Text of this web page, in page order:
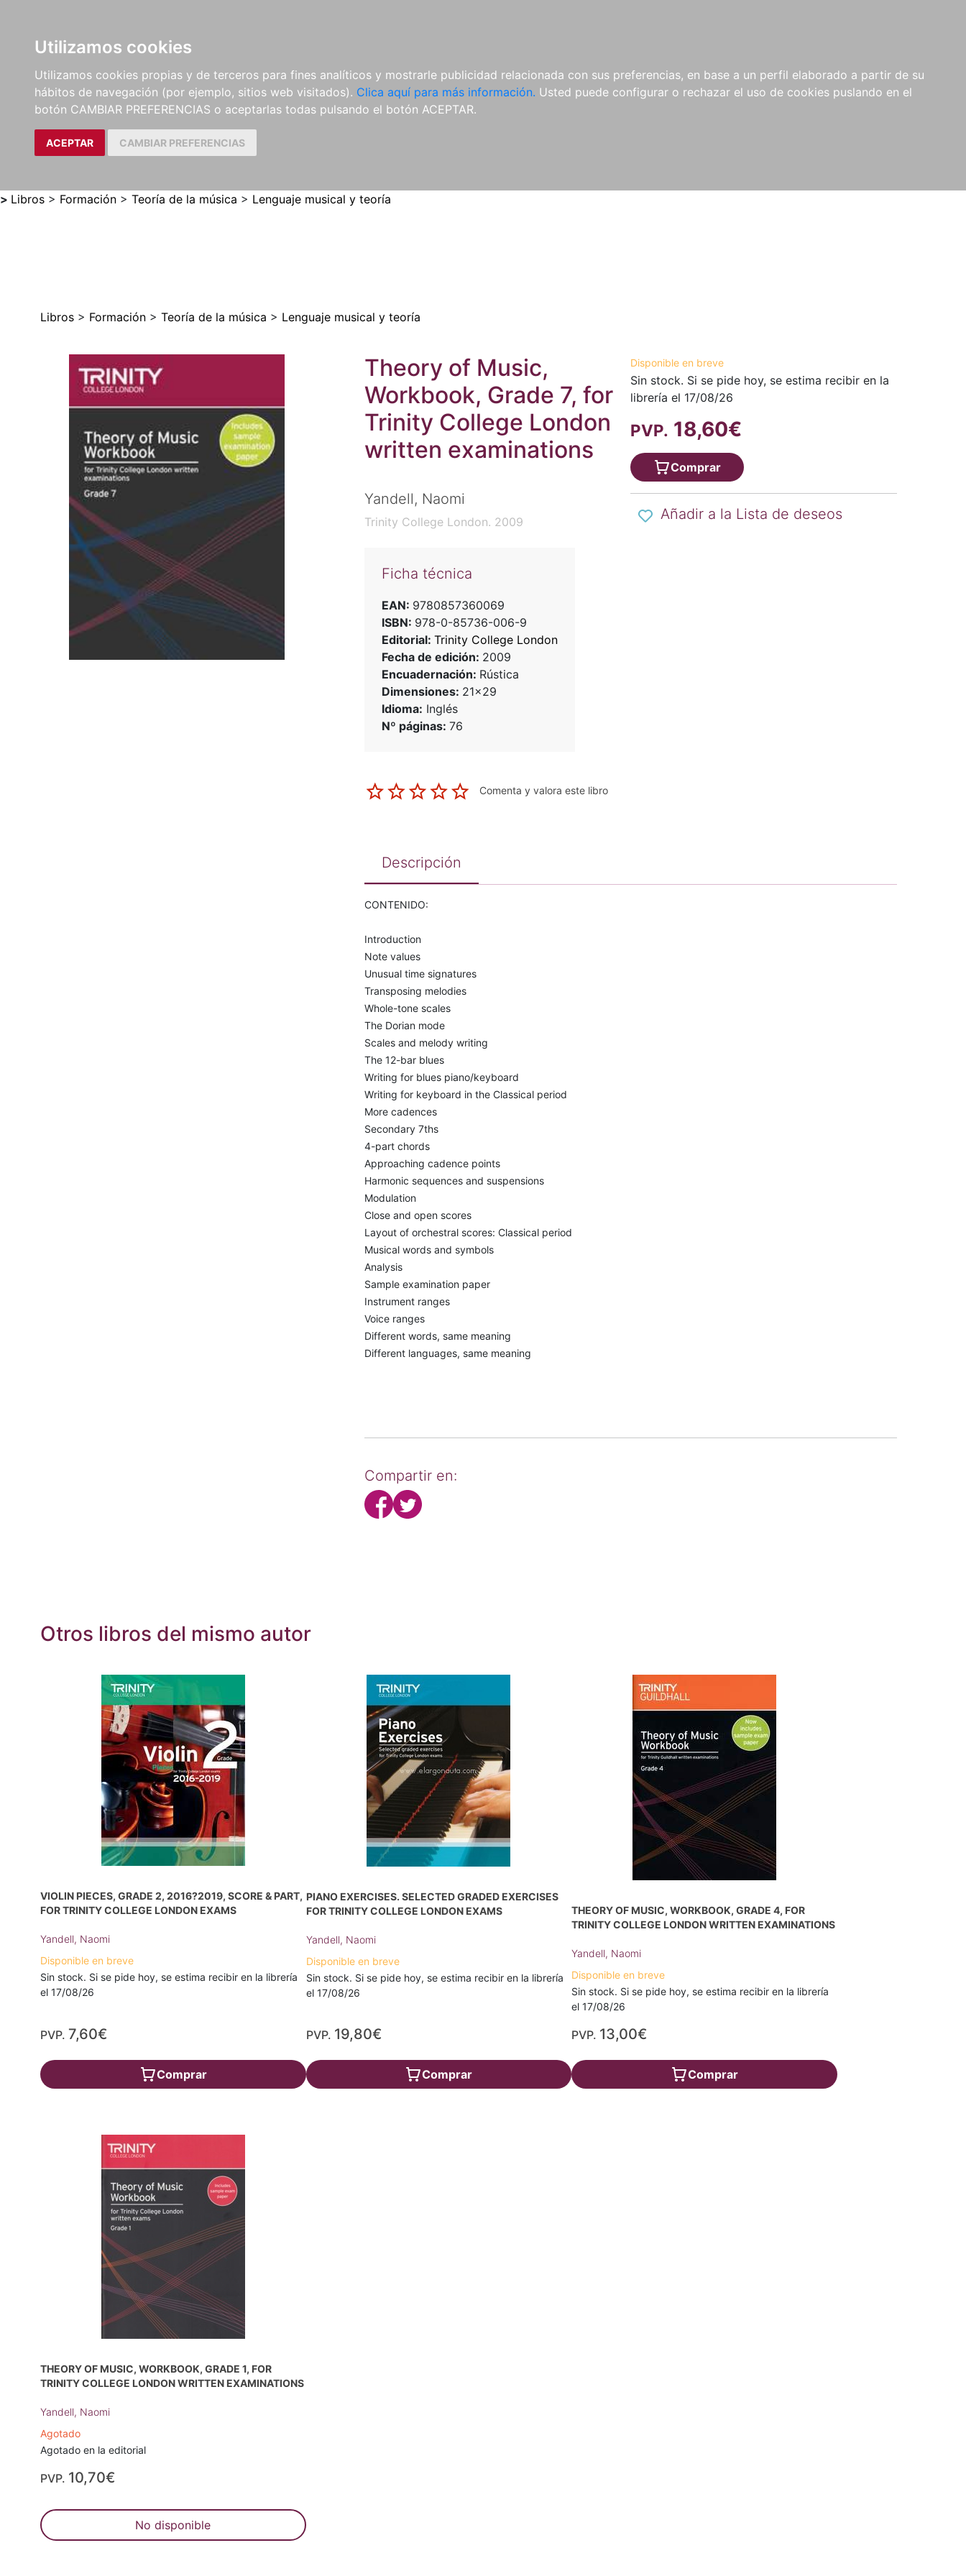
Utilizamos cookies
Utilizamos cookies propias y de terceros para fines analíticos y mostrarle publicidad relacionada con sus preferencias, en base a un perfil elaborado a partir de su
hábitos de navegación (por ejemplo, sitios web visitados). Clica aquí para más información. Usted puede configurar o rechazar el uso de cookies puslando en el
botón CAMBIAR PREFERENCIAS o aceptarlas todas pulsando el botón ACEPTAR.
ACEPTAR CAMBIAR PREFERENCIAS
LIBROS
MÉTODOS Y
EJERCICIOS
PARTITURAS Y EDICIONES
CRÍTICAS
REVISTAS
CDS Y
DVDS
MATERIAL
COMPLEMENTARIO
NOVEDADES NOTICIAS
COMPRAS
INSTITUCIONALES
> Libros > Formación > Teoría de la música > Lenguaje musical y teoría
Libros > Formación > Teoría de la música > Lenguaje musical y teoría
Theory of Music,
Workbook, Grade 7, for
Trinity College London
written examinations
Yandell, Naomi
Trinity College London. 2009
Ficha técnica
EAN: 9780857360069
ISBN: 978-0-85736-006-9
Editorial: Trinity College London
Fecha de edición: 2009
Encuadernación: Rústica
Dimensiones: 21x29
Idioma: Inglés
Nº páginas: 76
Comenta y valora este libro
Disponible en breve
Sin stock. Si se pide hoy, se estima recibir en la
librería el 17/08/26
PVP. 18,60€
Comprar
Añadir a la Lista de deseos
Descripción
CONTENIDO:
Introduction
Note values
Unusual time signatures
Transposing melodies
Whole-tone scales
The Dorian mode
Scales and melody writing
The 12-bar blues
Writing for blues piano/keyboard
Writing for keyboard in the Classical period
More cadences
Secondary 7ths
4-part chords
Approaching cadence points
Harmonic sequences and suspensions
Modulation
Close and open scores
Layout of orchestral scores: Classical period
Musical words and symbols
Analysis
Sample examination paper
Instrument ranges
Voice ranges
Different words, same meaning
Different languages, same meaning
Compartir en:
Otros libros del mismo autor
VIOLIN PIECES, GRADE 2, 2016?2019, SCORE & PART,
FOR TRINITY COLLEGE LONDON EXAMS
Yandell, Naomi
Disponible en breve
Sin stock. Si se pide hoy, se estima recibir en la librería
el 17/08/26
PVP. 7,60€
Comprar
PIANO EXERCISES. SELECTED GRADED EXERCISES
FOR TRINITY COLLEGE LONDON EXAMS
Yandell, Naomi
Disponible en breve
Sin stock. Si se pide hoy, se estima recibir en la librería
el 17/08/26
PVP. 19,80€
Comprar
THEORY OF MUSIC, WORKBOOK, GRADE 4, FOR
TRINITY COLLEGE LONDON WRITTEN EXAMINATIONS
Yandell, Naomi
Disponible en breve
Sin stock. Si se pide hoy, se estima recibir en la librería
el 17/08/26
PVP. 13,00€
Comprar
THEORY OF MUSIC, WORKBOOK, GRADE 1, FOR
TRINITY COLLEGE LONDON WRITTEN EXAMINATIONS
Yandell, Naomi
Agotado
Agotado en la editorial
PVP. 10,70€
No disponible